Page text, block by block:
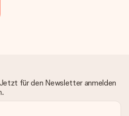
für den Newsletter anmelden